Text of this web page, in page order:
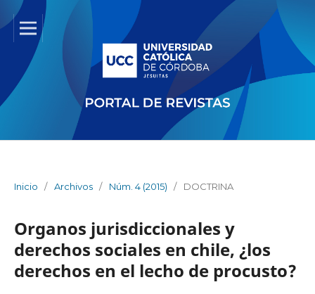
Inicio / Archivos / Núm. 4 (2015) / DOCTRINA
Organos jurisdiccionales y
derechos sociales en chile, ¿los
derechos en el lecho de procusto?